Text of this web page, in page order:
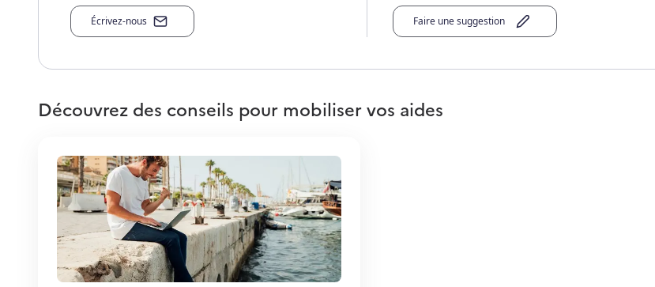
Écrivez-nous Faire une suggestion
Découvrez des conseils pour mobiliser vos aides